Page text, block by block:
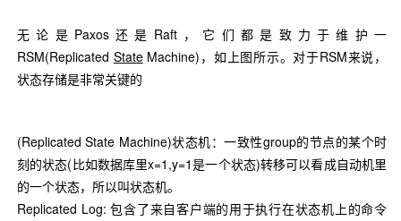
无论是Paxos还是Raft，它们都是致力于维护一
RSM(Replicated StateMachine)，如上图所示。对于RSM来说，
状态存储是非常关键的
(Replicated State Machine)状态机：一致性group的节点的某个时
刻的状态(比如数据库里x=1,y=1是一个状态)转移可以看成自动机里
的一个状态，所以叫状态机。
Replicated Log: 包含了来自客户端的用于执行在状态机上的命令